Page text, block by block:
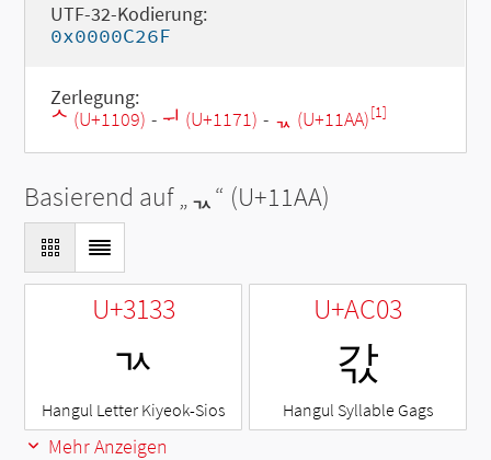
UTF-32-Kodierung:
0x0000C26F
Zerlegung:
ᄉ (U+1109) - ᅱ (U+1171) - ᆪ (U+11AA)[1]
Basierend auf „ᆪ“ (U+11AA)
U+3133
ㄳ
Hangul Letter Kiyeok-Sios
U+AC03
갃
Hangul Syllable Gags
Mehr Anzeigen